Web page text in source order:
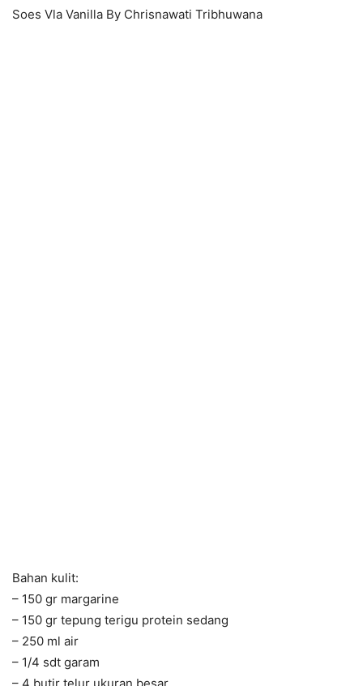
Soes Vla Vanilla By Chrisnawati Tribhuwana
Bahan kulit:
– 150 gr margarine
– 150 gr tepung terigu protein sedang
– 250 ml air
– 1/4 sdt garam
– 4 butir telur ukuran besar